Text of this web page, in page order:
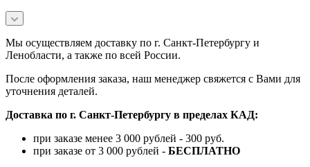
Мы осуществляем доставку по г. Санкт-Петербургу и
Ленобласти, а также по всей России.
После оформления заказа, наш менеджер свяжется с Вами для
уточнения деталей.
Доставка по г. Санкт-Петербургу в пределах КАД:
при заказе менее 3 000 рублей - 300 руб.
при заказе от 3 000 рублей - БЕСПЛАТНО